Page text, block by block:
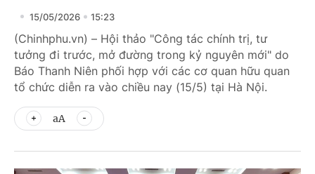
15/05/2026 15:23
(Chinhphu.vn) – Hội thảo "Công tác chính trị, tư
tưởng đi trước, mở đường trong kỷ nguyên mới" do
Báo Thanh Niên phối hợp với các cơ quan hữu quan
tổ chức diễn ra vào chiều nay (15/5) tại Hà Nội.
aA